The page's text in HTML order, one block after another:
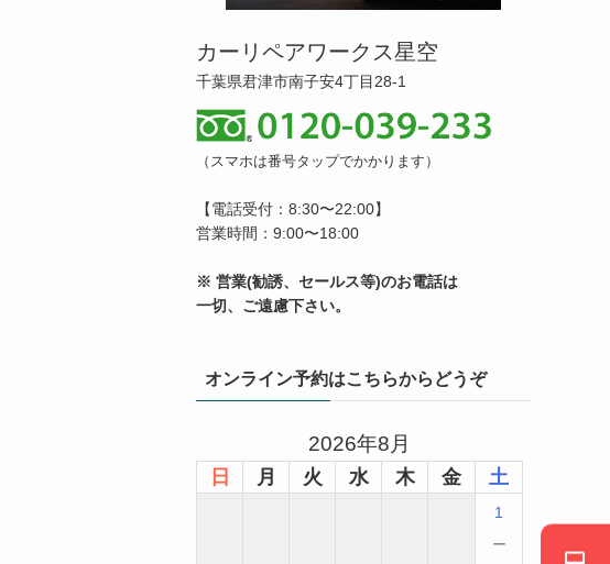
カーリペアワークス星空
千葉県君津市南子安4丁目28-1
（スマホは番号タップでかかります）
【電話受付：8:30〜22:00】
営業時間：9:00〜18:00
※ 営業(勧誘、セールス等)のお電話は
一切、ご遠慮下さい。
オンライン予約はこちらからどうぞ
2026年8月
日 月 火 水 木 金 土
1
−